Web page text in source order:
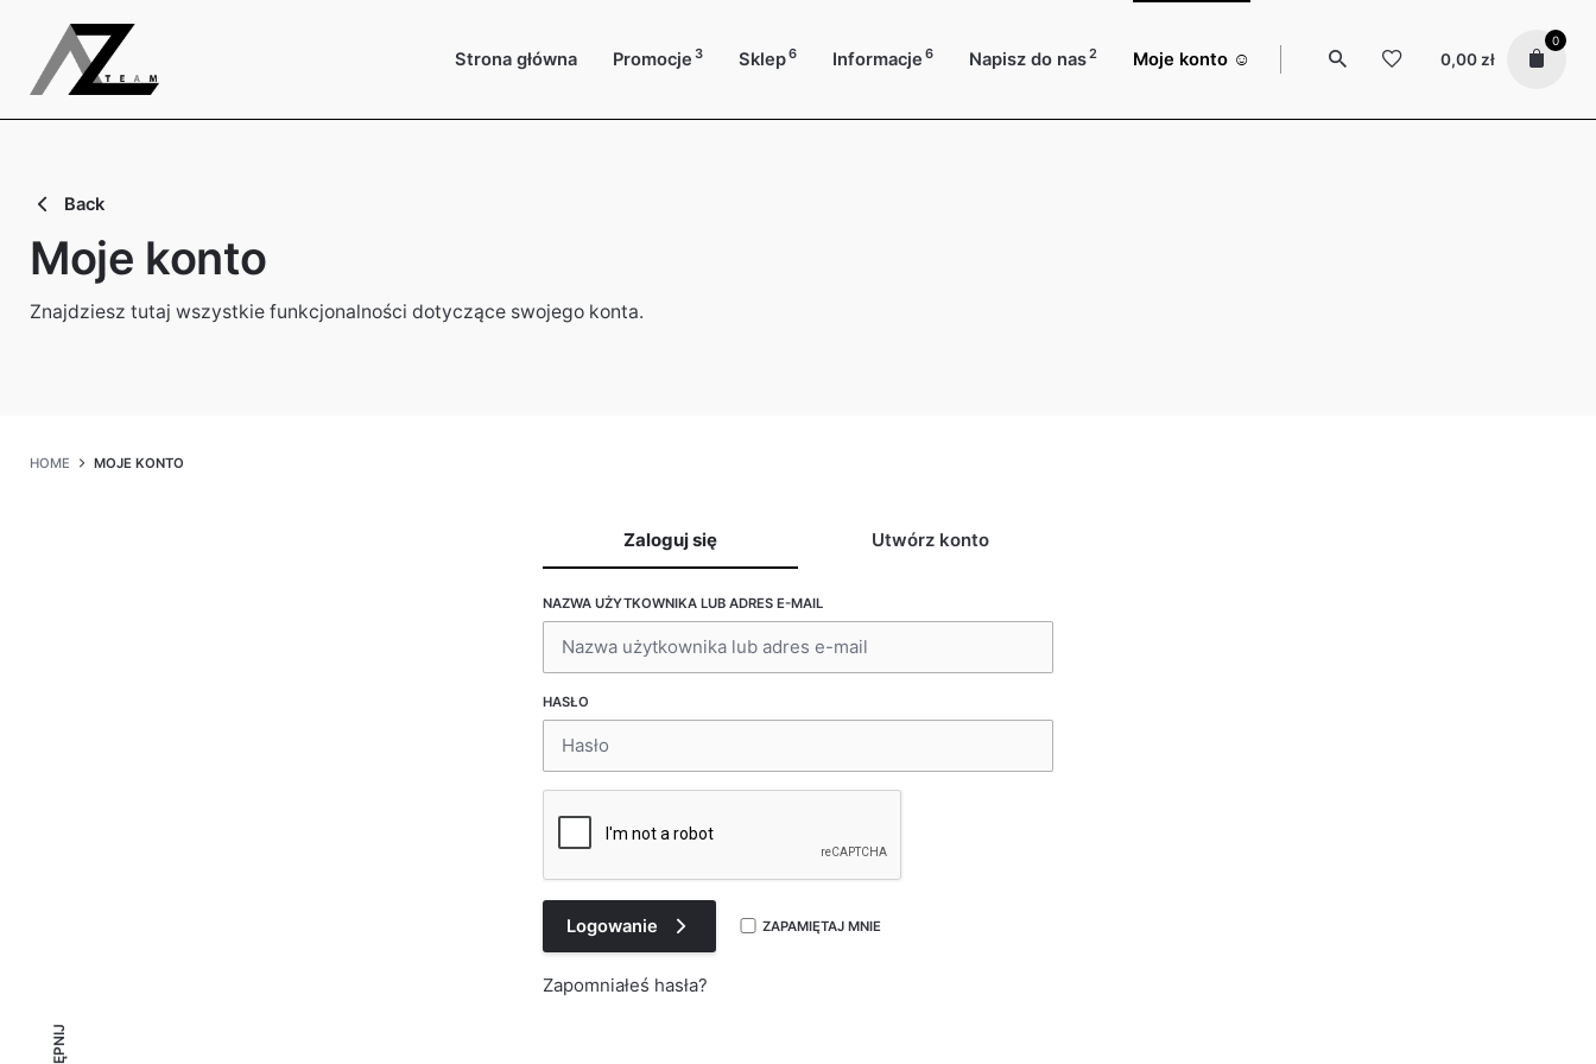
content
Strona główna Promocje 3 Sklep6 Informacje 6 Napisz do nas2 Moje konto ☺️ 0,00 zł
0
Back
Moje konto
Znajdziesz tutaj wszystkie funkcjonalności dotyczące swojego konta.
HOME MOJE KONTO
Zaloguj się Utwórz konto
NAZWA UŻYTKOWNIKA LUB ADRES E-MAIL
HASŁO
Logowanie ZAPAMIĘTAJ MNIE
Zapomniałeś hasła?
ADRES MAILOWY